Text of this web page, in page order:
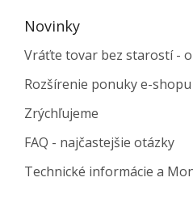
Novinky
Vráťte tovar bez starostí -
Rozšírenie ponuky e-shopu
Zrýchľujeme
FAQ - najčastejšie otázky
Technické informácie a